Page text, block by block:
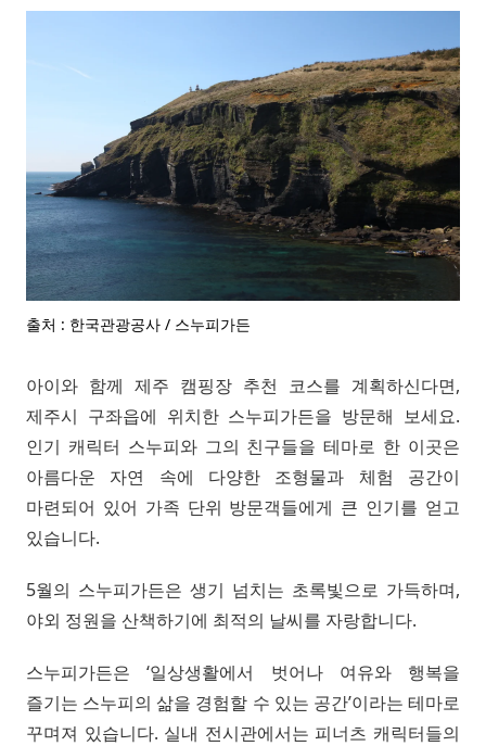
출처 : 한국관광공사 / 스누피가든
아이와 함께 제주 캠핑장 추천 코스를 계획하신다면,
제주시 구좌읍에 위치한 스누피가든을 방문해 보세요.
인기 캐릭터 스누피와 그의 친구들을 테마로 한 이곳은
아름다운 자연 속에 다양한 조형물과 체험 공간이
마련되어 있어 가족 단위 방문객들에게 큰 인기를 얻고
있습니다.
5월의 스누피가든은 생기 넘치는 초록빛으로 가득하며,
야외 정원을 산책하기에 최적의 날씨를 자랑합니다.
스누피가든은 ‘일상생활에서 벗어나 여유와 행복을
즐기는 스누피의 삶을 경험할 수 있는 공간’이라는 테마로
꾸며져 있습니다. 실내 전시관에서는 피너츠 캐릭터들의